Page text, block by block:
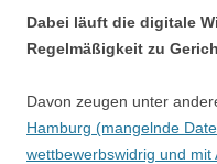
Dabei läuft die digitale
Regelmäßigkeit zu
Davon zeugen unter
Hamburg (mangelnde
wettbewerbswidrig und